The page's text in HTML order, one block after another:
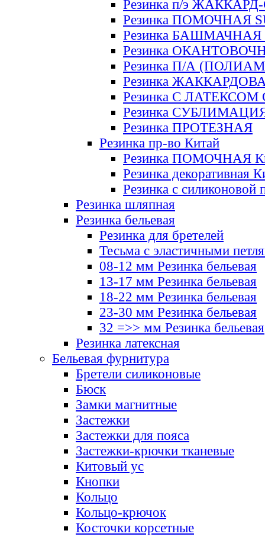
Резинка п/э
Резинка ПОМОЧНАЯ
Резинка БАШМАЧНАЯ
Резинка
Резинка П/А
Резинка
Резинка С ЛАТЕКСОМ
Резинка
Резинка ПРОТЕЗНАЯ
Резинка пр-во Китай
Резинка ПОМОЧНАЯ
Резинка декоративная
Резинка с силиконовой
Резинка шляпная
Резинка бельевая
Резинка для бретелей
Тесьма с эластичными
08-12 мм Резинка бельевая
13-17 мм Резинка бельевая
18-22 мм Резинка бельевая
23-30 мм Резинка бельевая
32 =>> мм Резинка бельевая
Резинка латексная
Бельевая фурнитура
Бретели силиконовые
Бюск
Замки магнитные
Застежки
Застежки для пояса
Застежки-крючки тканевые
Китовый ус
Кнопки
Кольцо
Кольцо-крючок
Косточки корсетные